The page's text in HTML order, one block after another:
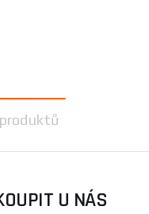
produktů
U NÁS